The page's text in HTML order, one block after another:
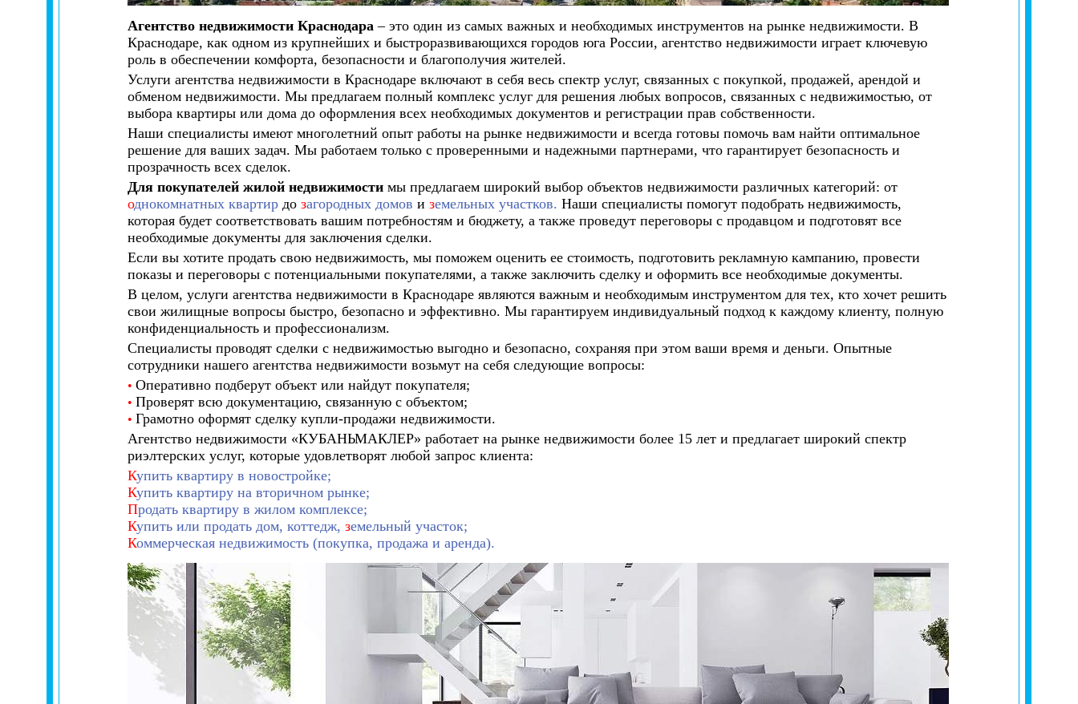
Агентство недвижимости Краснодара– это один из самых важных и необходимых инструментов на рынке недвижимости. В
Краснодаре, как одном из крупнейших и быстроразвивающихся городов юга России, агентство недвижимости играет ключевую
роль в обеспечении комфорта, безопасности и благополучия жителей.
Услуги агентства недвижимости в Краснодаре включают в себя весь спектр услуг, связанных с покупкой, продажей, арендой и
обменом недвижимости. Мы предлагаем полный комплекс услуг для решения любых вопросов, связанных с недвижимостью, от
выбора квартиры или дома до оформления всех необходимых документов и регистрации прав собственности.
Наши специалисты имеют многолетний опыт работы на рынке недвижимости и всегда готовы помочь вам найти оптимальное
решение для ваших задач. Мы работаем только с проверенными и надежными партнерами, что гарантирует безопасность и
прозрачность всех сделок.
Для покупателей жилой недвижимостимы предлагаем широкий выбор объектов недвижимости различных категорий: от
однокомнатных квартирдо загородных домов и земельных участков. Наши специалисты помогут подобрать недвижимость,
которая будет соответствовать вашим потребностям и бюджету, а также проведут переговоры с продавцом и подготовят все
необходимые документы для заключения сделки.
Если вы хотите продать свою недвижимость, мы поможем оценить ее стоимость, подготовить рекламную кампанию, провести
показы и переговоры с потенциальными покупателями, а также заключить сделку и оформить все необходимые документы.
В целом, услуги агентства недвижимости в Краснодаре являются важным и необходимым инструментом для тех, кто хочет решить
свои жилищные вопросы быстро, безопасно и эффективно. Мы гарантируем индивидуальный подход к каждому клиенту, полную
конфиденциальность и профессионализм.
Специалисты проводят сделки с недвижимостью выгодно и безопасно, сохраняя при этом ваши время и деньги. Опытные
сотрудники нашего агентства недвижимости возьмут на себя следующие вопросы:
• Оперативно подберут объект или найдут покупателя;
• Проверят всю документацию, связанную с объектом;
• Грамотно оформят сделку купли-продажи недвижимости.
Агентство недвижимости «КУБАНЬМАКЛЕР» работает на рынке недвижимости более 15 лет и предлагает широкий спектр
риэлтерских услуг, которые удовлетворят любой запрос клиента:
Купить квартиру в новостройке;
Купить квартиру на вторичном рынке;
Продать квартиру в жилом комплексе;
Купить или продать дом, коттедж, земельный участок;
Коммерческая недвижимость (покупка, продажа и аренда).